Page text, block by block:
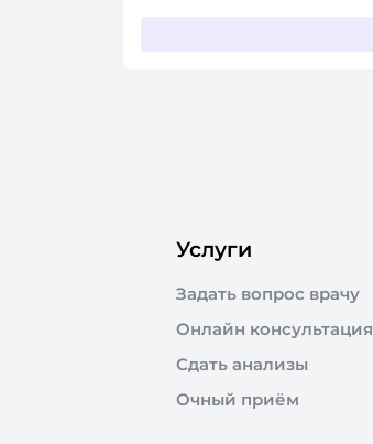
Услуги
Задать вопрос врачу
Онлайн консультация
Сдать анализы
Очный приём